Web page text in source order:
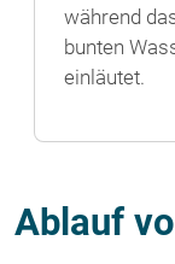
während
bunten
einläutet.
Ablauf